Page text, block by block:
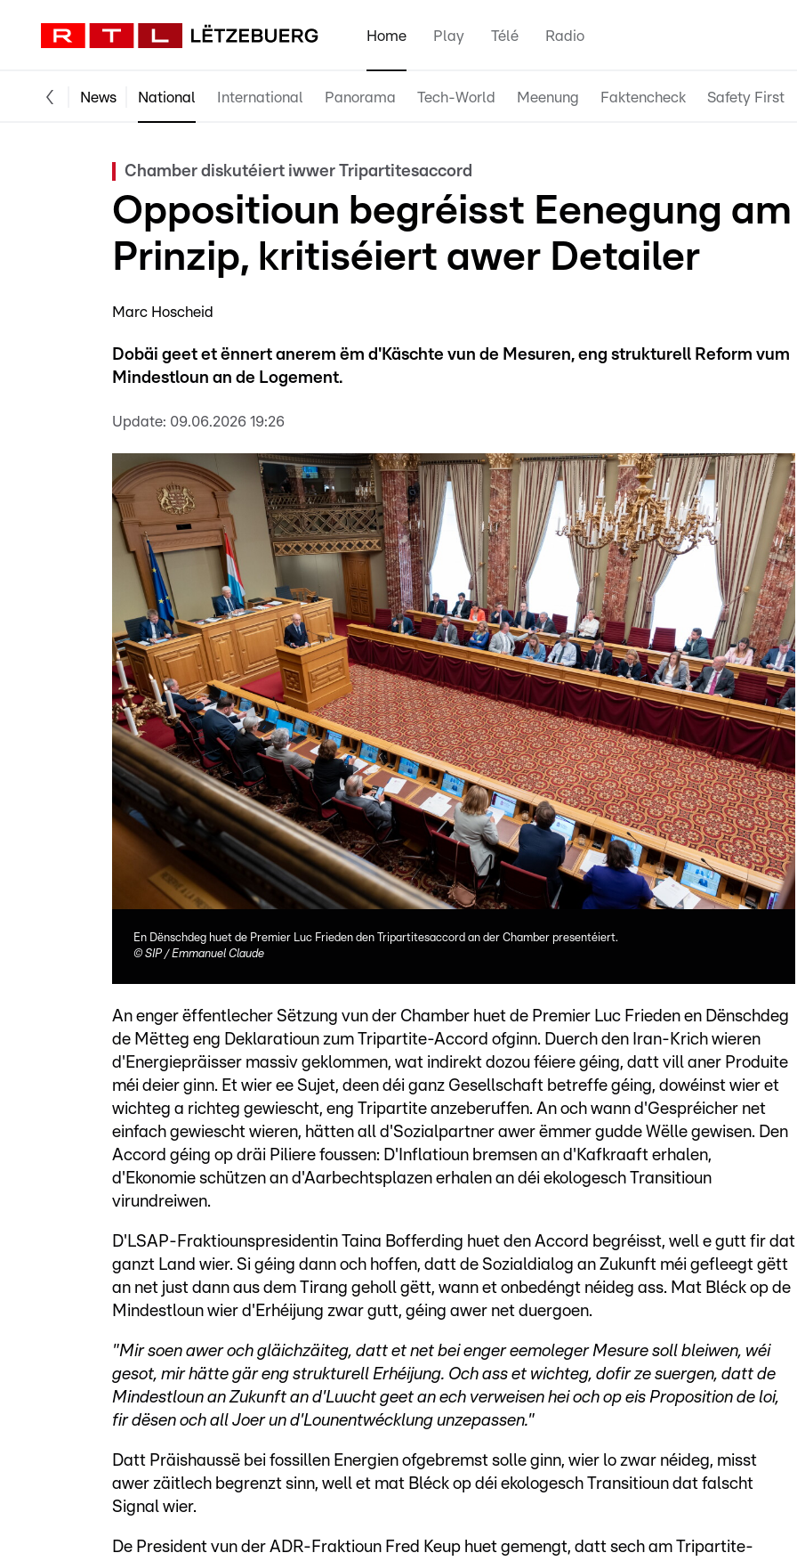
Home Play Télé Radio
News National International Panorama Tech-World Meenung Faktencheck Safety First
Chamber diskutéiert iwwer Tripartitesaccord
Oppositioun begréisst Eenegung am
Prinzip, kritiséiert awer Detailer
Marc Hoscheid
Dobäi geet et ënnert anerem ëm d'Käschte vun de Mesuren, eng strukturell Reform vum
Mindestloun an de Logement.
Update: 09.06.2026 19:26
En Dënschdeg huet de Premier Luc Frieden den Tripartitesaccord an der Chamber presentéiert.
© SIP / Emmanuel Claude
An enger ëffentlecher Sëtzung vun der Chamber huet de Premier Luc Frieden en Dënschdeg
de Mëtteg eng Deklaratioun zum Tripartite-Accord ofginn. Duerch den Iran-Krich wieren
d'Energiepräisser massiv geklommen, wat indirekt dozou féiere géing, datt vill aner Produite
méi deier ginn. Et wier ee Sujet, deen déi ganz Gesellschaft betreffe géing, dowéinst wier et
wichteg a richteg gewiescht, eng Tripartite anzeberuffen. An och wann d'Gespréicher net
einfach gewiescht wieren, hätten all d'Sozialpartner awer ëmmer gudde Wëlle gewisen. Den
Accord géing op dräi Piliere foussen: D'Inflatioun bremsen an d'Kafkraaft erhalen,
d'Ekonomie schützen an d'Aarbechtsplazen erhalen an déi ekologesch Transitioun
virundreiwen.
D'LSAP-Fraktiounspresidentin Taina Bofferding huet den Accord begréisst, well e gutt fir dat
ganzt Land wier. Si géing dann och hoffen, datt de Sozialdialog an Zukunft méi gefleegt gëtt
an net just dann aus dem Tirang geholl gëtt, wann et onbedéngt néideg ass. Mat Bléck op de
Mindestloun wier d'Erhéijung zwar gutt, géing awer net duergoen.
"Mir soen awer och gläichzäiteg, datt et net bei enger eemoleger Mesure soll bleiwen, wéi
gesot, mir hätte gär eng strukturell Erhéijung. Och ass et wichteg, dofir ze suergen, datt de
Mindestloun an Zukunft an d'Luucht geet an ech verweisen hei och op eis Proposition de loi,
fir dësen och all Joer un d'Lounentwécklung unzepassen."
Datt Präishaussë bei fossillen Energien ofgebremst solle ginn, wier lo zwar néideg, misst
awer zäitlech begrenzt sinn, well et mat Bléck op déi ekologesch Transitioun dat falscht
Signal wier.
De President vun der ADR-Fraktioun Fred Keup huet gemengt, datt sech am Tripartite-